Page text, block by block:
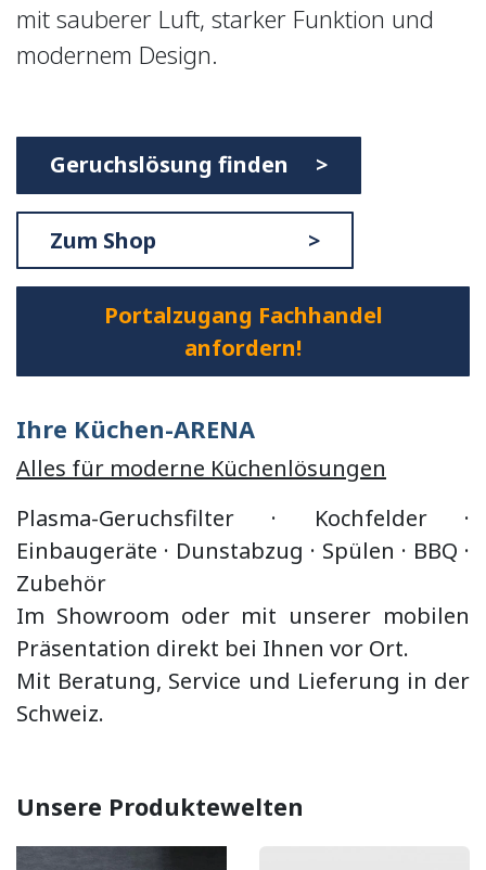
mit sauberer Luft, starker Funktion und
modernem Design.
Geruchslösung finden >
Zum Shop >
Portalzugang Fachhandel
anfordern!
Ihre Küchen-ARENA
Alles für moderne Küchenlösungen
Plasma-Geruchsfilter · Kochfelder ·
Einbaugeräte · Dunstabzug · Spülen · BBQ ·
Zubehör
Im Showroom oder mit unserer mobilen
Präsentation direkt bei Ihnen vor Ort.
Mit Beratung, Service und Lieferung in der
Schweiz.
Unsere Produktewelten